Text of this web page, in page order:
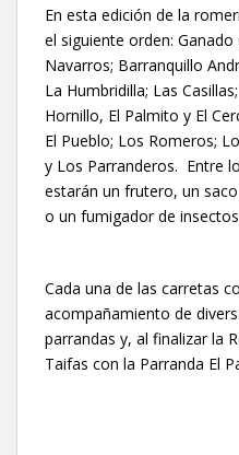
En esta edición de la
el siguiente orden:
Navarros; Barranquillo
La Humbridilla; Las
Hornillo, El Palmito y El
El Pueblo; Los Romeros;
y Los Parranderos. Entre
estarán un frutero, un
o un fumigador de
Cada una de las carretas
acompañamiento de
parrandas y, al finalizar la
Taifas con la Parranda El